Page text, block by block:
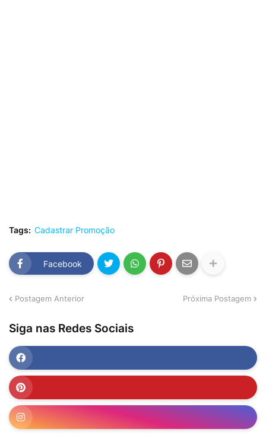
Tags: Cadastrar Promoção
Facebook
Postagem Anterior Próxima Postagem
Siga nas Redes Sociais